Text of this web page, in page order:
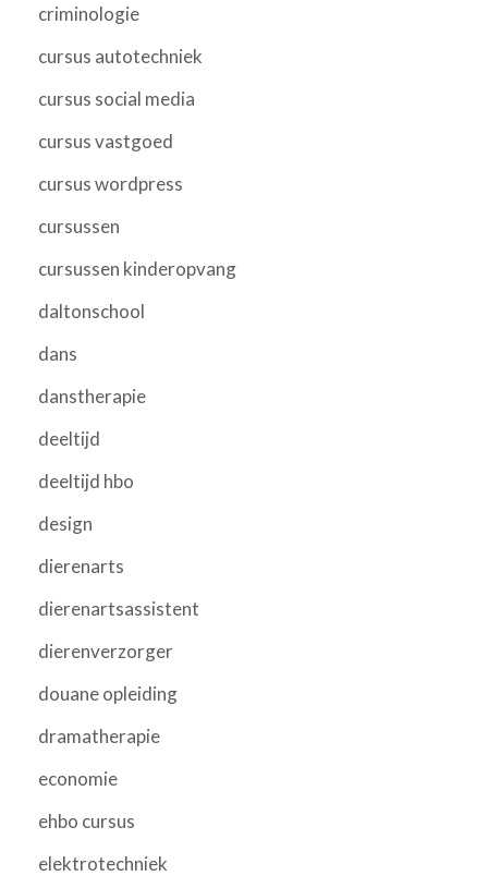
criminologie
cursus autotechniek
cursus social media
cursus vastgoed
cursus wordpress
cursussen
cursussen kinderopvang
daltonschool
dans
danstherapie
deeltijd
deeltijd hbo
design
dierenarts
dierenartsassistent
dierenverzorger
douane opleiding
dramatherapie
economie
ehbo cursus
elektrotechniek